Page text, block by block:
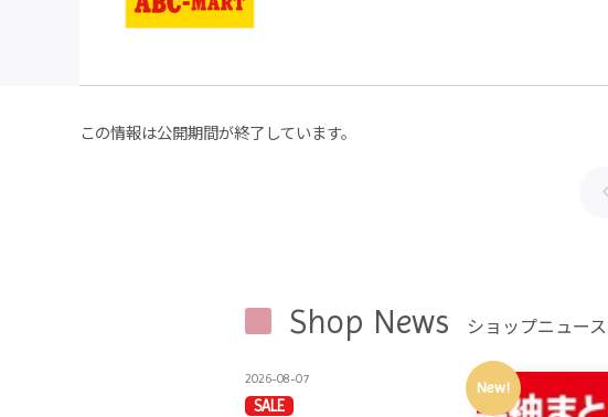
この情報は公開期間が終了しています。
Shop News ショップニュース
New!
2026-08-07
SALE